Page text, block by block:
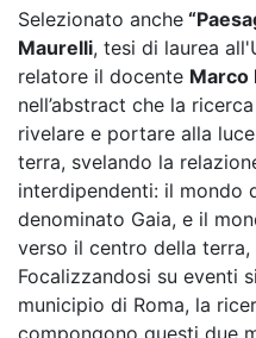
Selezionato anche
Maurelli, tesi di laurea
relatore il docente Marco
nell’abstract che la
rivelare e portare alla
terra, svelando la
interdipendenti: il mondo
denominato Gaia, e il
verso il centro della
Focalizzandosi su eventi
municipio di Roma, la